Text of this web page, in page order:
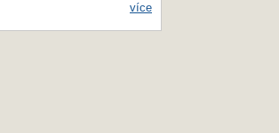
více